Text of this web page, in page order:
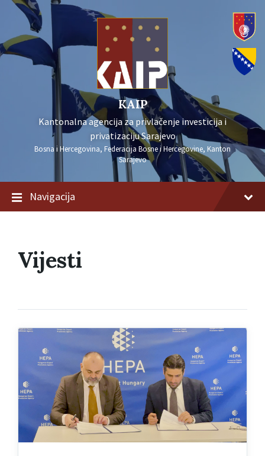
KAIP
Kantonalna agencija za privlačenje investicija i
privatizaciju Sarajevo
Bosna i Hercegovina, Federacija Bosne i Hercegovine, Kanton
Sarajevo
Navigacija
Vijesti